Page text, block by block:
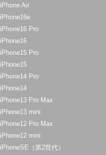
iPhone Air
iPhone16e
iPhone16 Pro
iPhone16
iPhone15 Pro
iPhone15
iPhone14 Pro
iPhone14
iPhone13 Pro Max
iPhone13 mini
iPhone12 Pro Max
iPhone12 mini
iPhoneSE（第2世代）